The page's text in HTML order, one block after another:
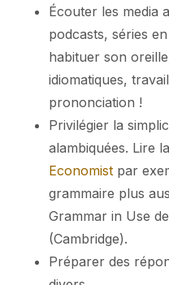
Écouter les media
podcasts, séries
habituer son
idiomatiques,
prononciation !
Privilégier la
alambiquées. Lire
Economist par
grammaire plus
Grammar in Use
(Cambridge).
Préparer des